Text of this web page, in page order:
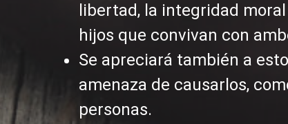
libertad, la integridad
hijos que convivan con
Se apreciará también a
amenaza de causarlos,
personas.